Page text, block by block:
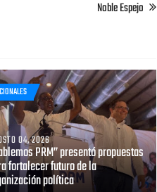
Noble Espejo
04, 2026
PRM” presentó propuestas
fortalecer futuro de la
política